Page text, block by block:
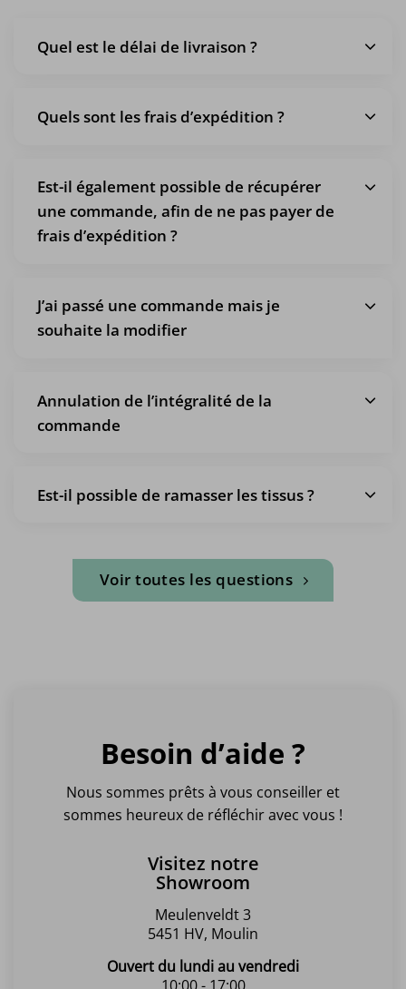
Quel est le délai de livraison ?
Quels sont les frais d’expédition ?
Est-il également possible de récupérer
une commande, afin de ne pas payer de
frais d’expédition ?
J’ai passé une commande mais je
souhaite la modifier
Annulation de l’intégralité de la
commande
Est-il possible de ramasser les tissus ?
Voir toutes les questions
Besoin d’aide ?
Nous sommes prêts à vous conseiller et
sommes heureux de réfléchir avec vous !
Visitez notre
Showroom
Meulenveldt 3
5451 HV, Moulin
Ouvert du lundi au vendredi